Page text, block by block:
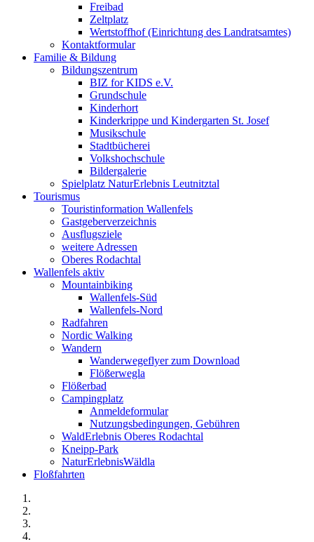
Freibad
Zeltplatz
Wertstoffhof (Einrichtung des Landratsamtes)
Kontaktformular
Familie & Bildung
Bildungszentrum
BIZ for KIDS e.V.
Grundschule
Kinderhort
Kinderkrippe und Kindergarten St. Josef
Musikschule
Stadtbücherei
Volkshochschule
Bildergalerie
Spielplatz NaturErlebnis Leutnitztal
Tourismus
Touristinformation Wallenfels
Gastgeberverzeichnis
Ausflugsziele
weitere Adressen
Oberes Rodachtal
Wallenfels aktiv
Mountainbiking
Wallenfels-Süd
Wallenfels-Nord
Radfahren
Nordic Walking
Wandern
Wanderwegeflyer zum Download
Flößerwegla
Flößerbad
Campingplatz
Anmeldeformular
Nutzungsbedingungen, Gebühren
WaldErlebnis Oberes Rodachtal
Kneipp-Park
NaturErlebnisWäldla
Floßfahrten